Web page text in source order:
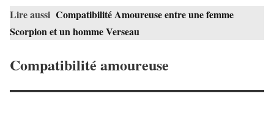
Lire aussi Compatibilité Amoureuse entre une femme
Scorpion et un homme Verseau
Compatibilité amoureuse